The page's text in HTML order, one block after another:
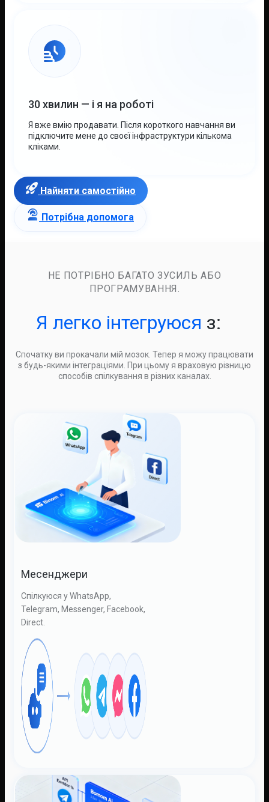
30 хвилин — і я на роботі
Я вже вмію продавати. Після короткого навчання ви
підключите мене до своєї інфраструктури кількома
кліками.
Найняти самостійно
Потрібна допомога
НЕ ПОТРІБНО БАГАТО ЗУСИЛЬ АБО
ПРОГРАМУВАННЯ.
Я легко інтегруюся з:
Спочатку ви прокачали мій мозок. Тепер я можу працювати
з будь-якими інтеграціями. При цьому я враховую різницю
способів спілкування в різних каналах.
Месенджери
Спілкуюся у WhatsApp,
Telegram, Messenger, Facebook,
Direct.